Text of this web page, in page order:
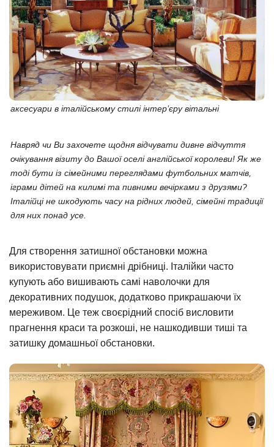
аксесуари в італійському стилі інтер’єру вітальні
Навряд чи Ви захочете щодня відчувати дивне відчуття
очікування візиту до Вашої оселі англійської королеви! Як же
тоді бути із сімейними переглядами футбольних матчів,
іграми дітей на килимі та пивними вечірками з друзями?
Італійці не шкодують часу на рідних людей, сімейні традиції
для них понад усе.
Для створення затишної обстановки можна
використовувати приємні дрібниці. Італійки часто
купують або вишивають самі наволочки для
декоративних подушок, додатково прикрашаючи їх
мереживом. Це теж своєрідний спосіб висловити
прагнення краси та розкоші, не нашкодивши тиші та
затишку домашньої обстановки.